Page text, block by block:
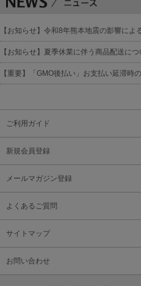
24 トントントン(カラオケ)
25 どうぞのいす(カラオケ)
27 つかれているロバ(カラオケ)
28 なに なに？(カラオケ)
29 やさしい風のうた(カラオケ
31 これはなんだ(カラオケ)
32 花たちのあそびうた(カラオ
33 あっという間に(カラオケ)
34 すてきなキツネの母さん(カ
【お知らせ】令和8年熊本地震の影響によ
【お知らせ】夏季休業に伴う商品配送につ
【重要】「GMO後払い」お支払い延滞時
ご利用ガイド
新規会員登録
メールマガジン登録
よくあるご質問
サイトマップ
お問い合わせ